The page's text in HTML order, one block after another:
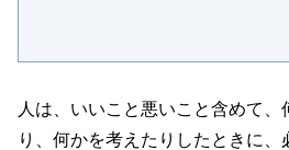
人は、いいこと悪いこと含めて、
り、何かを考えたりしたときに、